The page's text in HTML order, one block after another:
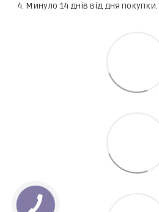
Минуло 14 днів від дня покупки.